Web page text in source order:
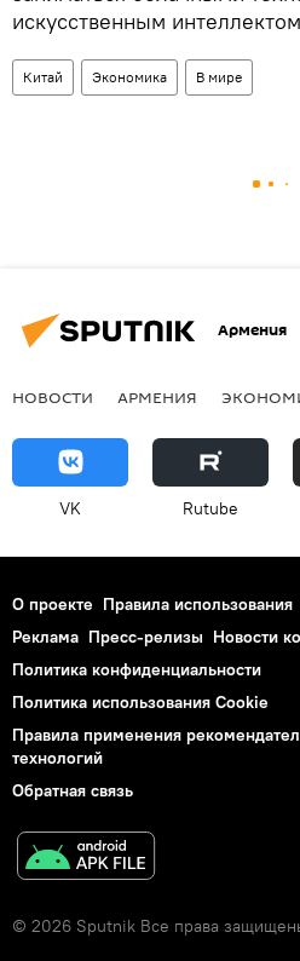
искусственным
Китай Экономика В мире
Армения
НОВОСТИ АРМЕНИЯ
VK Rutube
О проекте Правила использования
Реклама Пресс-релизы Новости
Политика конфиденциальности
Политика использования Cookie
Правила применения
технологий
Обратная связь
© 2026 Sputnik Все права